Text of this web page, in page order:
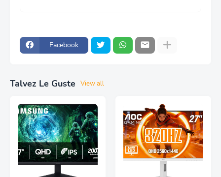
Facebook
Talvez Le Guste View all